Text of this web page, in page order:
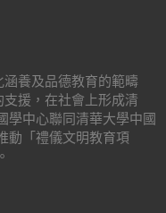
養及品德教育的範疇
支援，在社會上形成清
學中心聯同清華大學中國
動「禮儀文明教育項